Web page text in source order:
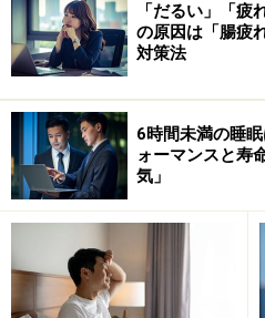
「だるい」「
の原因は「腸疲
対策法
6時間未満の睡
ォーマンスと寿
気」